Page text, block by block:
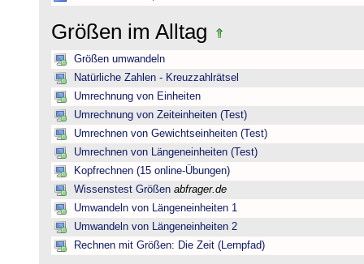
Größen im Alltag
Größen umwandeln
Natürliche Zahlen - Kreuzzahlrätsel
Umrechnung von Einheiten
Umrechnung von Zeiteinheiten (Test)
Umrechnen von Gewichtseinheiten (Test)
Umrechnen von Längeneinheiten (Test)
Kopfrechnen (15 online-Übungen)
Wissenstest Größen abfrager.de
Umwandeln von Längeneinheiten 1
Umwandeln von Längeneinheiten 2
Rechnen mit Größen: Die Zeit (Lernpfad)